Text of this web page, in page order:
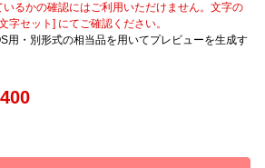
るかの確認にはご利用いただけません。文字の
字セット] にてご確認ください。
用・別形式の相当品を用いてプレビューを生成す